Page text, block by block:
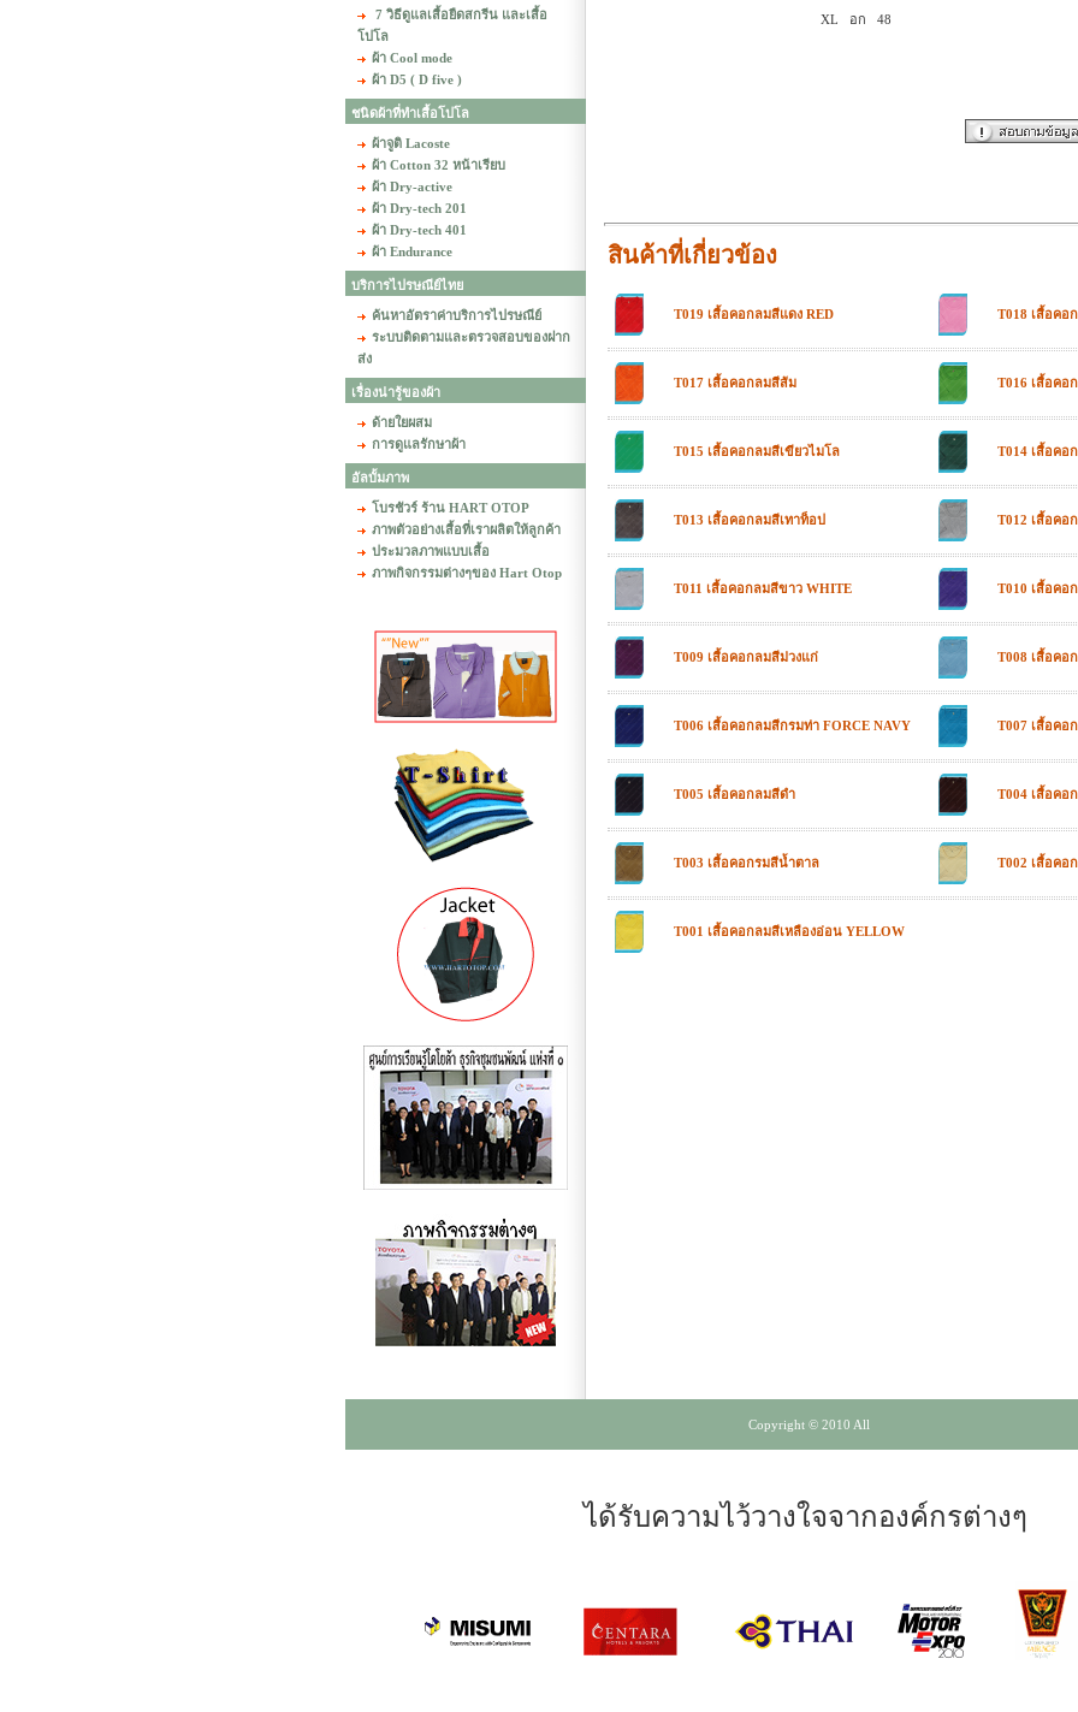
7 วิธีดูแลเสื้อยืดสกรีน และเสื้อ
โปโล
ผ้า Cool mode
ผ้า D5 ( D five )
ชนิดผ้าที่ทำเสื้อโปโล
ผ้าจูติ Lacoste
ผ้า Cotton 32 หน้าเรียบ
ผ้า Dry-active
ผ้า Dry-tech 201
ผ้า Dry-tech 401
ผ้า Endurance
บริการไปรษณีย์ไทย
ค้นหาอัตราค่าบริการไปรษณีย์
ระบบติดตามและตรวจสอบของฝาก
ส่ง
เรื่องน่ารู้ของผ้า
ด้ายใยผสม
การดูแลรักษาผ้า
อัลบั้มภาพ
โบรชัวร์ ร้าน HART OTOP
ภาพตัวอย่างเสื้อที่เราผลิตให้ลูกค้า
ประมวลภาพแบบเสื้อ
ภาพกิจกรรมต่างๆของ Hart Otop
XL อก 48
สินค้าที่เกี่ยวข้อง
T019 เสื้อคอกลมสีแดง RED T018 เสื้อคอ
T017 เสื้อคอกลมสีส้ม T016 เสื้อคอ
T015 เสื้อคอกลมสีเขียวไมโล T014 เสื้อคอ
T013 เสื้อคอกลมสีเทาท็อป T012 เสื้อคอ
T011 เสื้อคอกลมสีขาว WHITE T010 เสื้อคอ
T009 เสื้อคอกลมสีม่วงแก่ T008 เสื้อคอ
T006 เสื้อคอกลมสีกรมท่า FORCE NAVY T007 เสื้อคอ
T005 เสื้อคอกลมสีดำ T004 เสื้อคอ
T003 เสื้อคอกรมสีน้ำตาล T002 เสื้อคอ
T001 เสื้อคอกลมสีเหลืองอ่อน YELLOW
Copyright © 2010 All
ได้รับความไว้วางใจจากองค์กรต่างๆ